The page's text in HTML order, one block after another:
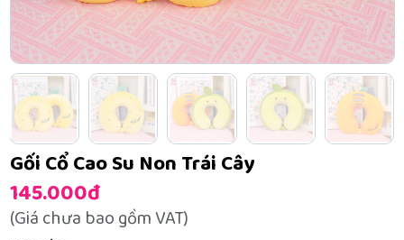
Gối Cổ Cao Su Non Trái Cây
145.000đ
(Giá chưa bao gồm VAT)